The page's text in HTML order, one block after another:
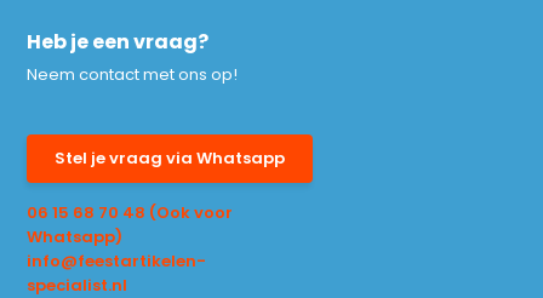
Heb je een vraag?
Neem contact met ons op!
Stel je vraag via Whatsapp
06 15 68 70 48 (Ook voor
Whatsapp)
info@feestartikelen-
specialist.nl